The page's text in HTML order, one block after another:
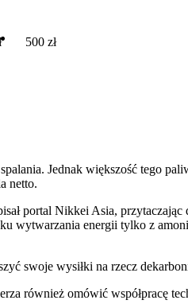
500 zł
Jednak większość tego
netto.
portal Nikkei Asia,
wytwarzania energii tylko z
swoje wysiłki na rzecz
również omówić współpracę